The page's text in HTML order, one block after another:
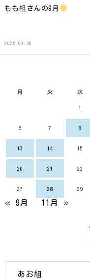
もも組さんの9月
2025.09.30
月 火 水
1
6 7 8
13 14 15
20 21 22
27 28 29
« 9月 11月 »
あお組